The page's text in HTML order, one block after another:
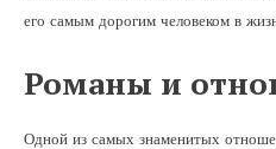
его самым дорогим человеком в
Романы и
Одной из самых знаменитых